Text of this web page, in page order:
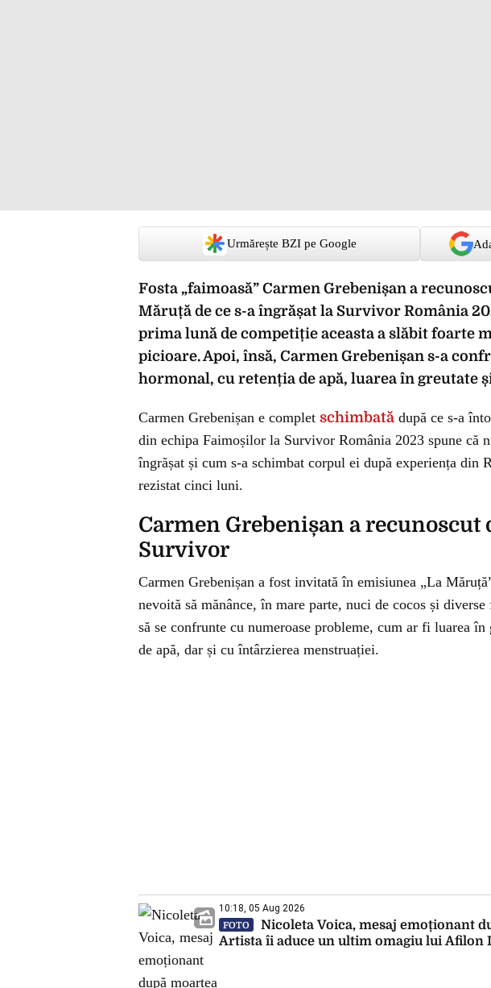
Urmărește BZI pe Google
Fosta „faimoasă” Carmen Grebenișan a
Măruță de ce s-a îngrășat la Survivor România
prima lună de competiție aceasta a slăbit foarte
picioare. Apoi, însă, Carmen Grebenișan s-a
hormonal, cu retenția de apă, luarea în greutate
Carmen Grebenișan e complet schimbată după ce s-a
din echipa Faimoșilor la Survivor România 2023 spune că
îngrășat și cum s-a schimbat corpul ei după experiența din
rezistat cinci luni.
Carmen Grebenișan a recunoscut
Survivor
Carmen Grebenișan a fost invitată în emisiunea „La
nevoită să mănânce, în mare parte, nuci de cocos și
să se confrunte cu numeroase probleme, cum ar fi luarea
de apă, dar și cu întârzierea menstruației.
10:18, 05 Aug 2026
FOTO
Nicoleta Voica, mesaj emoționant
Artista îi aduce un ultim omagiu lui Afilon